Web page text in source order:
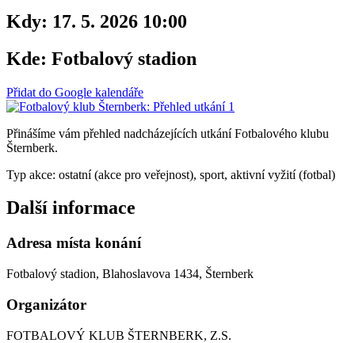
Kdy: 17. 5. 2026 10:00
Kde: Fotbalový stadion
Přidat do Google kalendáře
Přinášíme vám přehled nadcházejících utkání Fotbalového klubu
Šternberk.
Typ akce: ostatní (akce pro veřejnost), sport, aktivní vyžití (fotbal)
Další informace
Adresa místa konání
Fotbalový stadion, Blahoslavova 1434, Šternberk
Organizátor
FOTBALOVÝ KLUB ŠTERNBERK, Z.S.